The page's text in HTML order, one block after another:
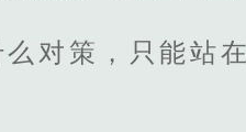
对策，只能站